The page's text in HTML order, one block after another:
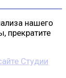
нашего
прекратите
Студии